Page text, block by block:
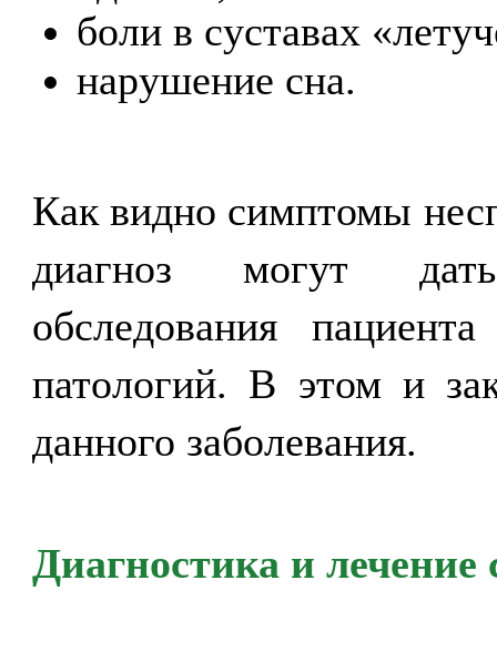
боли в суставах
нарушение сна.
Как видно симптомы
диагноз могут
обследования
патологий. В этом и
данного заболевания.
Диагностика и лечение